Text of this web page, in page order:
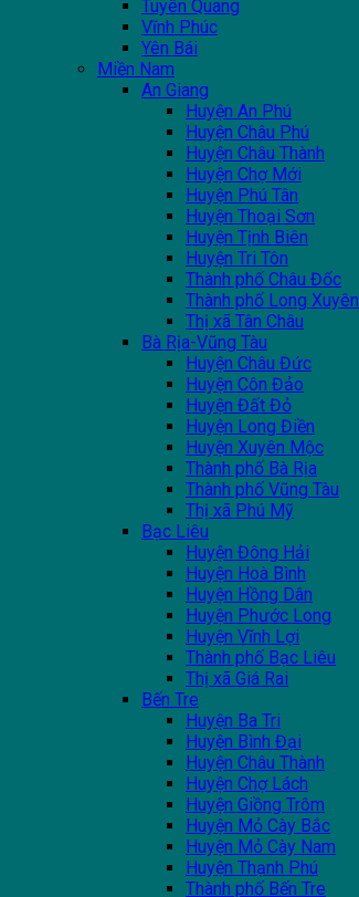
Tuyên Quang
Vĩnh Phúc
Yên Bái
Miền Nam
An Giang
Huyện An Phú
Huyện Châu Phú
Huyện Châu Thành
Huyện Chợ Mới
Huyện Phú Tân
Huyện Thoại Sơn
Huyện Tịnh Biên
Huyện Tri Tôn
Thành phố Châu Đốc
Thành phố Long Xuyên
Thị xã Tân Châu
Bà Rịa-Vũng Tàu
Huyện Châu Đức
Huyện Côn Đảo
Huyện Đất Đỏ
Huyện Long Điền
Huyện Xuyên Mộc
Thành phố Bà Rịa
Thành phố Vũng Tàu
Thị xã Phú Mỹ
Bạc Liêu
Huyện Đông Hải
Huyện Hoà Bình
Huyện Hồng Dân
Huyện Phước Long
Huyện Vĩnh Lợi
Thành phố Bạc Liêu
Thị xã Giá Rai
Bến Tre
Huyện Ba Tri
Huyện Bình Đại
Huyện Châu Thành
Huyện Chợ Lách
Huyện Giồng Trôm
Huyện Mỏ Cày Bắc
Huyện Mỏ Cày Nam
Huyện Thạnh Phú
Thành phố Bến Tre